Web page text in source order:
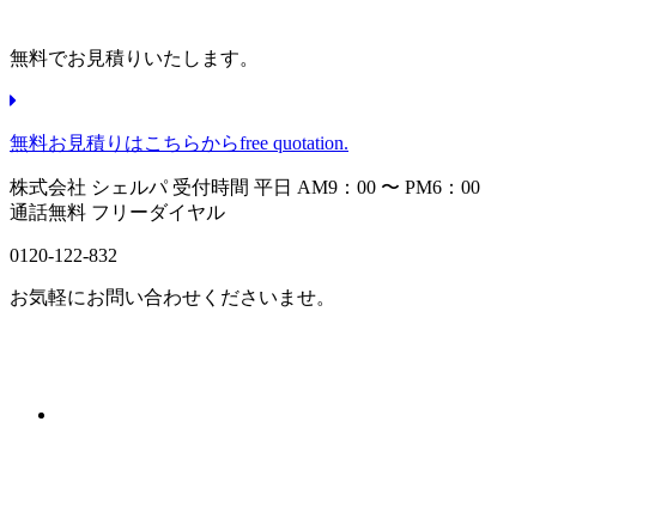
無料でお見積りいたします。
無料お見積りはこちらからfree quotation.
株式会社 シェルパ受付時間 平日 AM9：00 〜 PM6：00
通話無料 フリーダイヤル
0120-122-832
お気軽にお問い合わせくださいませ。